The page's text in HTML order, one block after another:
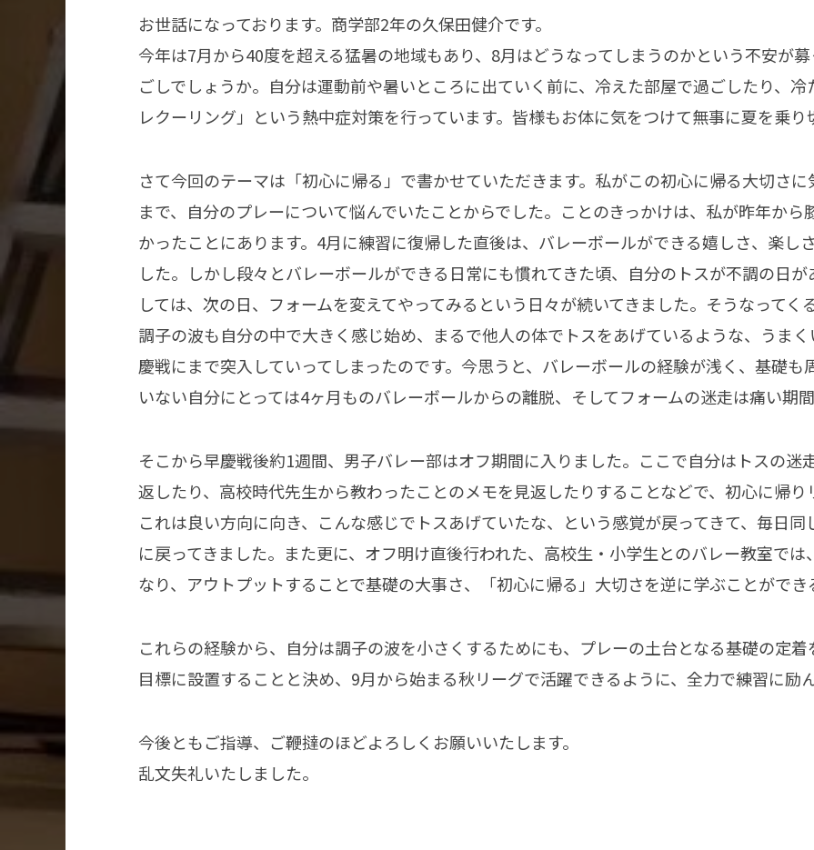
お世話になっております。商学部2年の久保田健介です。
今年は7月から40度を超える猛暑の地域もあり、8月はどうなってしまうのかという不安が
ごしでしょうか。自分は運動前や暑いところに出ていく前に、冷えた部屋で過ごしたり、
レクーリング」という熱中症対策を行っています。皆様もお体に気をつけて無事に夏を乗り
さて今回のテーマは「初心に帰る」で書かせていただきます。私がこの初心に帰る大切さ
まで、自分のプレーについて悩んでいたことからでした。ことのきっかけは、私が昨年か
かったことにあります。4月に練習に復帰した直後は、バレーボールができる嬉しさ、楽し
した。しかし段々とバレーボールができる日常にも慣れてきた頃、自分のトスが不調の日
しては、次の日、フォームを変えてやってみるという日々が続いてきました。そうなってく
調子の波も自分の中で大きく感じ始め、まるで他人の体でトスをあげているような、うま
慶戦にまで突入していってしまったのです。今思うと、バレーボールの経験が浅く、基礎
いない自分にとっては4ヶ月ものバレーボールからの離脱、そしてフォームの迷走は痛い期
そこから早慶戦後約1週間、男子バレー部はオフ期間に入りました。ここで自分はトスの迷
返したり、高校時代先生から教わったことのメモを見返したりすることなどで、初心に帰
これは良い方向に向き、こんな感じでトスあげていたな、という感覚が戻ってきて、毎日
に戻ってきました。また更に、オフ明け直後行われた、高校生・小学生とのバレー教室で
なり、アウトプットすることで基礎の大事さ、「初心に帰る」大切さを逆に学ぶことができ
これらの経験から、自分は調子の波を小さくするためにも、プレーの土台となる基礎の定
目標に設置することと決め、9月から始まる秋リーグで活躍できるように、全力で練習に励ん
今後ともご指導、ご鞭撻のほどよろしくお願いいたします。
乱文失礼いたしました。